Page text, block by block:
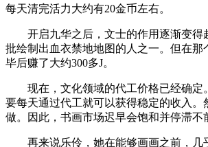
每天清完活力大约有20金币左右。
开启九华之后，文士的作用逐渐变
批绘制出血衣禁地地图的人之一。但在
毕后赚了大约300多J。
现在，文化领域的代工价格已经确定
要每天通过代工就可以获得稳定的收入
做。因此，书画市场迟早会饱和并停滞不
再来说乐伶，她在能够画画之前，